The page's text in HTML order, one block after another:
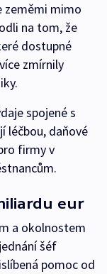
zeměmi mimo
na tom, že
dostupné
zmírnily
spojené s
léčbou, daňové
firmy v
eur
a okolnostem
šéf
pomoc od